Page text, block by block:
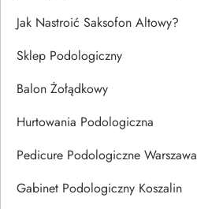
Jak Nastroić Saksofon Altowy?
Sklep Podologiczny
Balon Żołądkowy
Hurtowania Podologiczna
Pedicure Podologiczne Warszawa
Gabinet Podologiczny Koszalin